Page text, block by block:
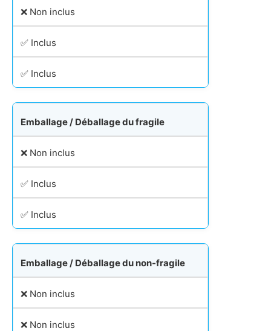
❌ Non inclus
✅ Inclus
✅ Inclus
Emballage / Déballage du fragile
❌ Non inclus
✅ Inclus
✅ Inclus
Emballage / Déballage du non-fragile
❌ Non inclus
❌ Non inclus